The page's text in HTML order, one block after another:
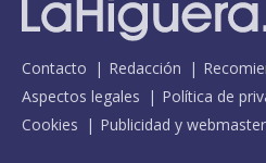
Contacto Redacción
Aspectos legales
Política de
Cookies
Publicidad y